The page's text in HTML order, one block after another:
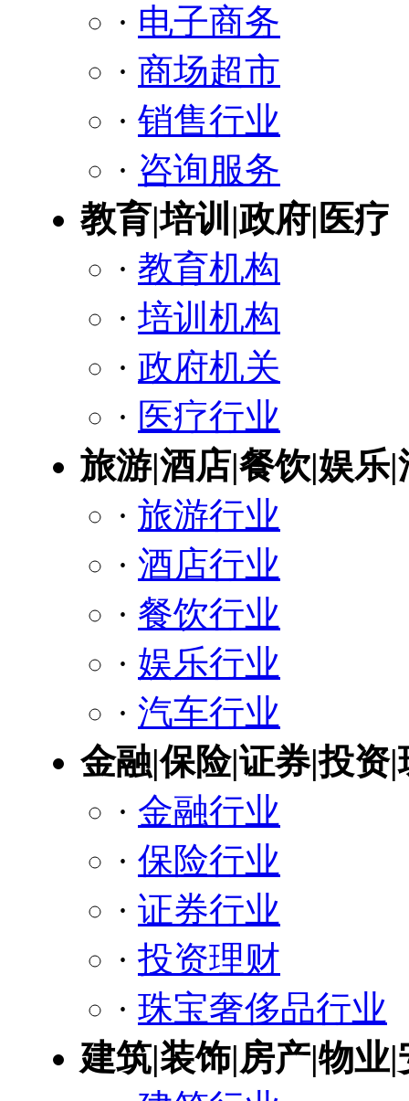
· 电子商务
· 商场超市
· 销售行业
· 咨询服务
教育|培训|政府|医疗
· 教育机构
· 培训机构
· 政府机关
· 医疗行业
旅游|酒店|餐饮|娱乐|
· 旅游行业
· 酒店行业
· 餐饮行业
· 娱乐行业
· 汽车行业
金融|保险|证券|投资|
· 金融行业
· 保险行业
· 证券行业
· 投资理财
· 珠宝奢侈品行业
建筑|装饰|房产|物业|